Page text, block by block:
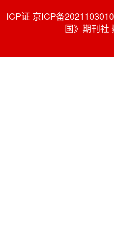
ICP证 京ICP备
国》期刊社